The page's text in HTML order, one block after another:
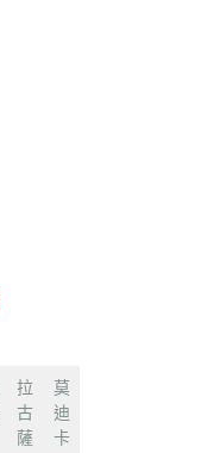
拉
古
薩
莫
迪
卡